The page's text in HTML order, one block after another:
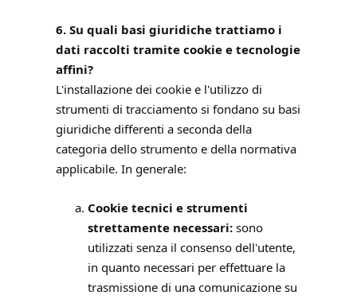
6. Su quali basi giuridiche trattiamo i
dati raccolti tramite cookie e tecnologie
affini?
L'installazione dei cookie e l'utilizzo di
strumenti di tracciamento si fondano su basi
giuridiche differenti a seconda della
categoria dello strumento e della normativa
applicabile. In generale:
Cookie tecnici e strumenti
strettamente necessari: sono
utilizzati senza il consenso dell'utente,
in quanto necessari per effettuare la
trasmissione di una comunicazione su